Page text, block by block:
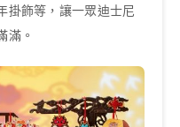
掛飾等，讓一眾迪士尼
滿。